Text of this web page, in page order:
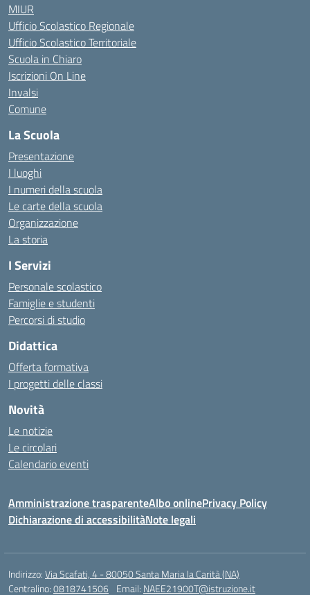
MIUR
Ufficio Scolastico Regionale
Ufficio Scolastico Territoriale
Scuola in Chiaro
Iscrizioni On Line
Invalsi
Comune
La Scuola
Presentazione
I luoghi
I numeri della scuola
Le carte della scuola
Organizzazione
La storia
I Servizi
Personale scolastico
Famiglie e studenti
Percorsi di studio
Didattica
Offerta formativa
I progetti delle classi
Novità
Le notizie
Le circolari
Calendario eventi
Amministrazione trasparenteAlbo onlinePrivacy Policy
Dichiarazione di accessibilitàNote legali
Indirizzo:Via Scafati, 4 - 80050 Santa Maria la Carità (NA)
Centralino:0818741506 Email: NAEE21900T@istruzione.it